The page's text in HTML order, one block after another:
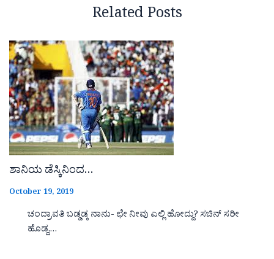
Related Posts
ಶಾನಿಯ ಡೆಸ್ಕಿನಿಂದ…
October 19, 2019
ಚಂದ್ರಾವತಿ ಬಡ್ಡಡ್ಕ ನಾನು- ಛೇ ನೀವು ಎಲ್ಲಿ ಹೋದ್ದು? ಸಚಿನ್ ಸರೀ
ಹೊಡ್ದ,…